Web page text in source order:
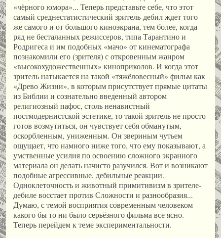
«чёрного юмора»... Теперь представьте себе, что этот
самый среднестатистический зритель-дебил ждет того
же самого и от большого киноэкрана, тем более, когда
ряд не бесталанных режиссеров, типа Тарантино и
Родригеса и им подобных «мачо» от кинематографа
познакомили его (зрителя) с откровенным жанром
«высокохудожественных» киноприколов. И когда этот
зритель натыкается на такой «тяжёловесный» фильм как
«Древо Жизни», в которым присутствует прямые цитаты
из Библии и сознательно введенный автором
религиозный пафос, столь ненавистный
постмодернистской эстетике, то такой зритель не просто
готов возмутиться, он чувствует себя обманутым,
оскорбленным, униженным. Он звериным чутьем
ощущает, что намного ниже того, что ему показывают, а
умственные усилия по освоению сложного экранного
материала он делать начисто разучился. Вот и возникают
подобные агрессивные, дебильные реакции.
Одноклеточность и животный примитивизм в зрителе-
дебиле восстает против Сложности и разнообразия...
Думаю, с темой восприятия современным человеком
какого бы то ни было серьёзного фильма все ясно.
Теперь перейдем к теме экспериментальности.